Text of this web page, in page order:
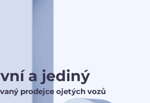
a jediný
prodejce ojetých vozů